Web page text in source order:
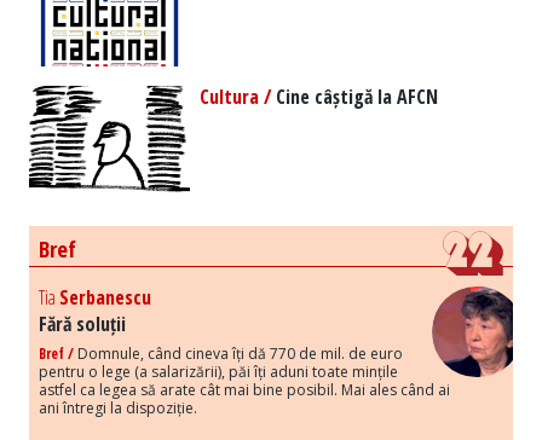
Cultura /Cine câștigă la AFCN
Bref
Tia Serbanescu
Fără soluții
Bref / Domnule, când cineva îți dă 770 de mil. de euro
pentru o lege (a salarizării), păi îți aduni toate mințile
astfel ca legea să arate cât mai bine posibil. Mai ales când ai
ani întregi la dispoziție.